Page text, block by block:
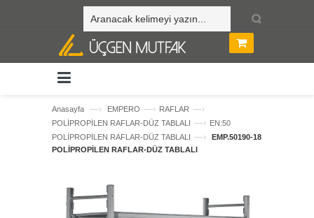
Anasayfa —› EMPERO —› RAFLAR —›
POLİPROPİLEN RAFLAR-DÜZ TABLALI —› EN:50
POLİPROPİLEN RAFLAR-DÜZ TABLALI —›
EMP.50190-18
POLİPROPİLEN RAFLAR-DÜZ TABLALI